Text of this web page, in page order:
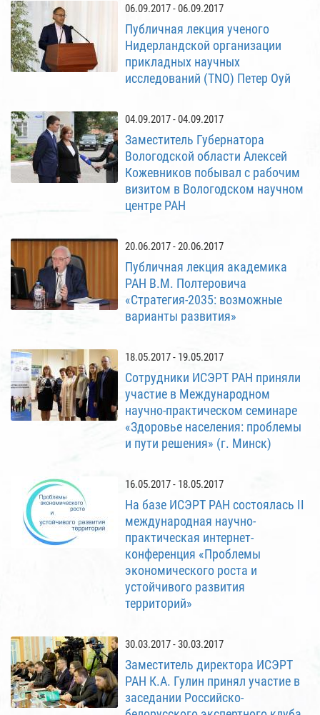
06.09.2017 - 06.09.2017
Публичная лекция ученого
Нидерландской организации
прикладных научных
исследований (TNO) Петер Оуй
04.09.2017 - 04.09.2017
Заместитель Губернатора
Вологодской области Алексей
Кожевников побывал с рабочим
визитом в Вологодском научном
центре РАН
20.06.2017 - 20.06.2017
Публичная лекция академика
РАН В.М. Полтеровича
«Стратегия-2035: возможные
варианты развития»
18.05.2017 - 19.05.2017
Сотрудники ИСЭРТ РАН приняли
участие в Международном
научно-практическом семинаре
«Здоровье населения: проблемы
и пути решения» (г. Минск)
16.05.2017 - 18.05.2017
На базе ИСЭРТ РАН состоялась II
международная научно-
практическая интернет-
конференция «Проблемы
экономического роста и
устойчивого развития
территорий»
30.03.2017 - 30.03.2017
Заместитель директора ИСЭРТ
РАН К.А. Гулин принял участие в
заседании Российско-